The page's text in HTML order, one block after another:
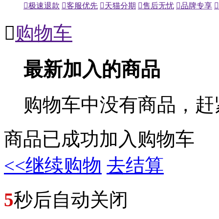
极速退款 客服优先 天猫分期 售后无忧 品牌专享 
购物车
最新加入的商品
购物车中没有商品，
商品已成功加入购物车
<<继续购物 去结算
5秒后自动关闭